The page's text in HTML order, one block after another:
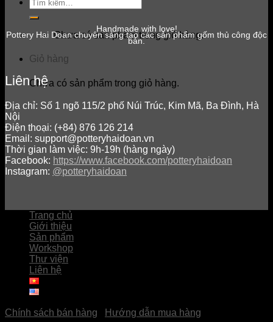
kiếm:
Chưa có sản phẩm trong giỏ hàng.
Giỏ hàng
Chưa có sản phẩm trong giỏ hàng.
Handmade with love!
Pottery Hai Doan chuyên sáng tạo các sản phẩm gốm thủ công độc
bản.
Liên hệ
Địa chỉ: Số 1 ngõ 115/2 phố Núi Trúc, Kim Mã, Ba Đình, Hà
Nội
Điện thoại: (+84) 876 126 214
Email: support@potteryhaidoan.vn
Thời gian làm việc: 9h-19h (hàng ngày)
Facebook: https://www.facebook.com/potteryhaidoan
Instagram: @potteryhaidoan
Trang chủ
Giới thiệu
Sản phẩm
Workshop
Thư viện
Liên hệ
Chính sách bán hàng Hướng dẫn mua hàng